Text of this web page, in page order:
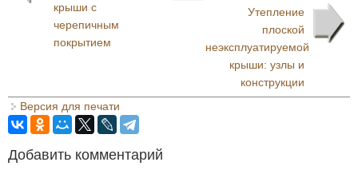
крыши с
черепичным
покрытием
Утепление
плоской
неэксплуатируемой
крыши: узлы и
конструкции
Версия для печати
Добавить комментарий